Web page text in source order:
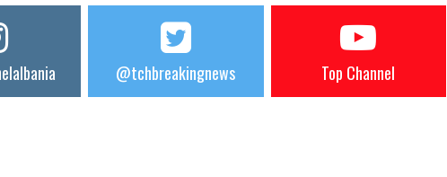
@tchbreakingnews Top Channel